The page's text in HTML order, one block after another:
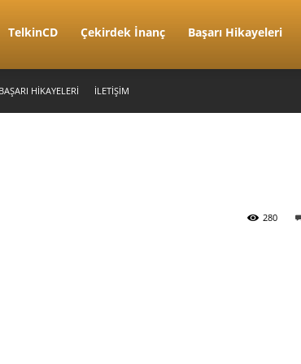
TelkinCD Çekirdek İnanç Başarı Hikayeleri
BAŞARI HIKAYELERI İLETIŞIM
280